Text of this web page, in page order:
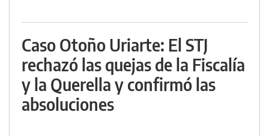
Caso Otoño Uriarte: El STJ
rechazó las quejas de la Fiscalía
y la Querella y confirmó las
absoluciones